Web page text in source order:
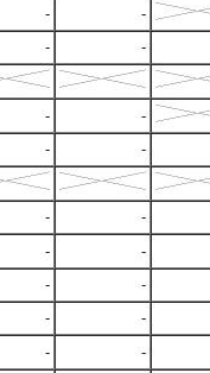
-
-
- -
-
-
- -
- -
- -
- -
- -
- -